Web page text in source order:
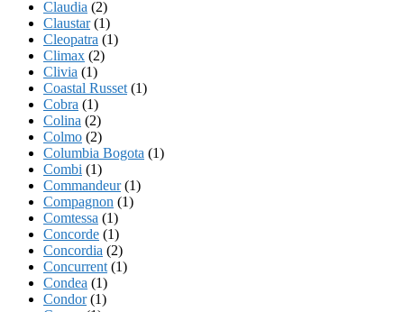
Claudia (2)
Claustar(1)
Cleopatra (1)
Climax (2)
Clivia (1)
Coastal Russet (1)
Cobra (1)
Colina (2)
Colmo (2)
Columbia Bogota (1)
Combi (1)
Commandeur(1)
Compagnon (1)
Comtessa (1)
Concorde (1)
Concordia (2)
Concurrent (1)
Condea (1)
Condor(1)